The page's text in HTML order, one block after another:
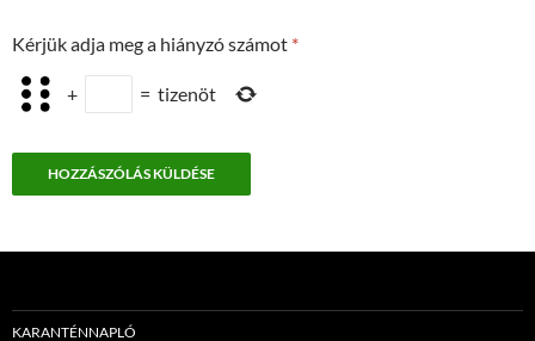
Kérjük adja meg a hiányzó számot *
+ = tizenöt
KARANTÉNNAPLÓ